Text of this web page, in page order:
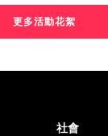
更多活動花絮
社會